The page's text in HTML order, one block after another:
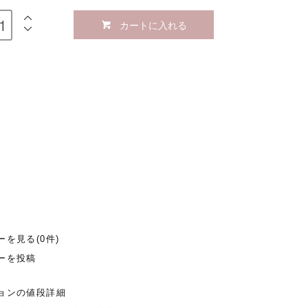
カートに入れる
を見る(0件)
を投稿
ンの値段詳細